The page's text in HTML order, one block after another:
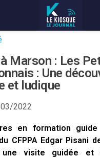
Marson : Les
: Une
et ludique
2022
en formation guide
CFPPA Edgar Pisani
une visite guidée et